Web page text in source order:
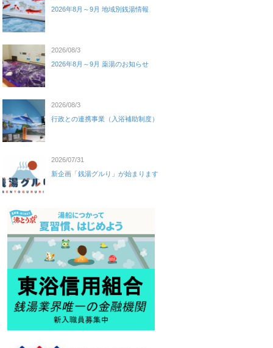
2026年8月～9月 地域別銭湯情報
2026/08/3
2026年8月～9月 薬湯のお知らせ
2026/08/3
行政との連携事業（入浴補助制度）
2026/07/31
新企画「銭湯グルり」が始まります